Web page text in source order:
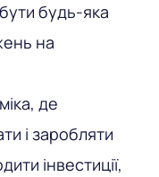
будь-яка
на
де
і заробляти
інвестиції,